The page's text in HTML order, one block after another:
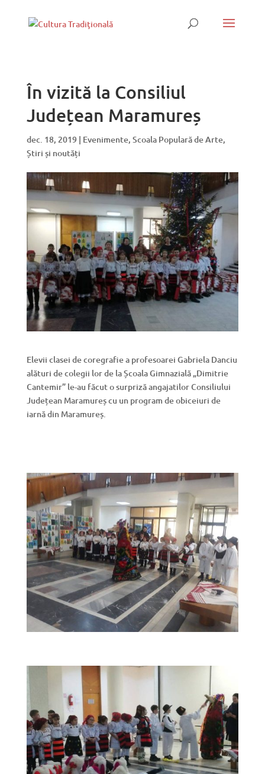
În vizită la Consiliul
Județean Maramureș
dec. 18, 2019| Evenimente, Scoala Populară de Arte,
Știri și noutăți
Elevii clasei de coregrafie a profesoarei Gabriela Danciu
alături de colegii lor de la Școala Gimnazială „Dimitrie
Cantemir” le-au făcut o surpriză angajatilor Consiliului
Județean Maramureș cu un program de obiceiuri de
iarnă din Maramureș.